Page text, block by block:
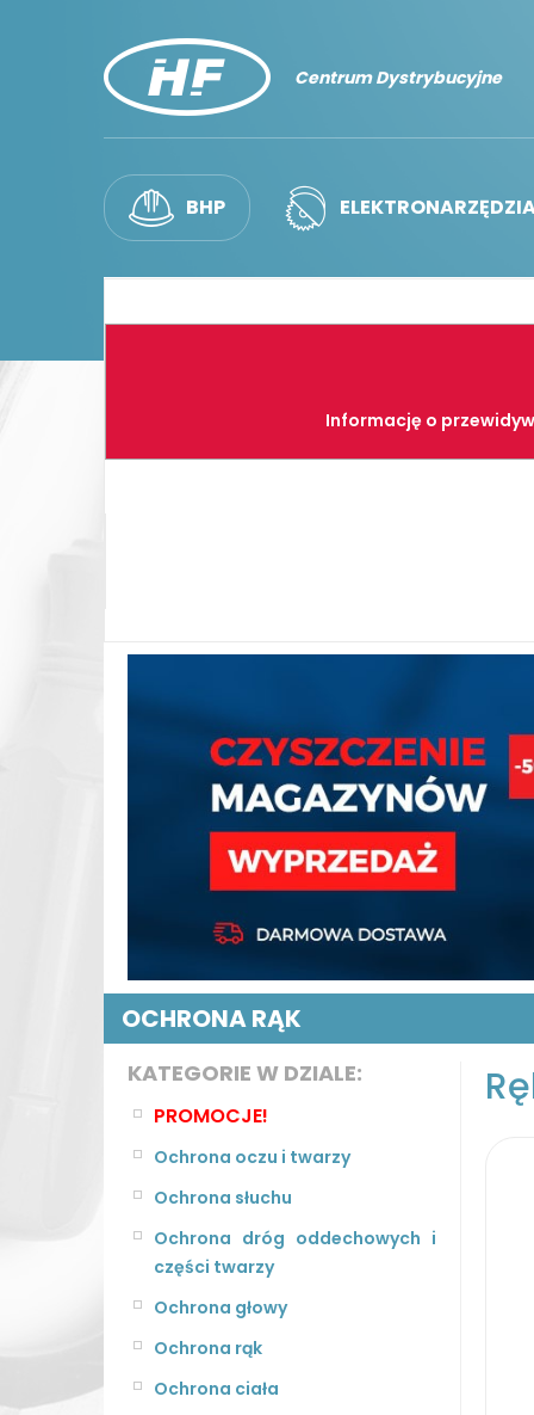
Centrum Dystrybucyjne
BHP
Informację o
OCHRONA RĄK
KATEGORIE W DZIALE:
PROMOCJE!
Ochrona oczu i twarzy
Ochrona słuchu
Ochrona dróg oddechowych i
części twarzy
Ochrona głowy
Ochrona rąk
Ochrona ciała